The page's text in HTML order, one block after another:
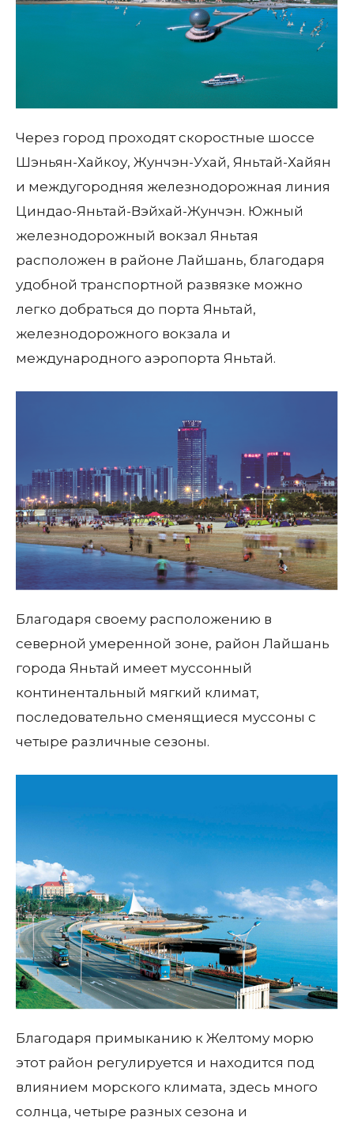
Через город проходят скоростные шоссе
Шэньян-Хайкоу, Жунчэн-Ухай, Яньтай-Хайян
и междугородняя железнодорожная линия
Циндао-Яньтай-Вэйхай-Жунчэн. Южный
железнодорожный вокзал Яньтая
расположен в районе Лайшань, благодаря
удобной транспортной развязке можно
легко добраться до порта Яньтай,
железнодорожного вокзала и
международного аэропорта Яньтай.
Благодаря своему расположению в
северной умеренной зоне, район Лайшань
города Яньтай имеет муссонный
континентальный мягкий климат,
последовательно сменящиеся муссоны с
четыре различные сезоны.
Благодаря примыканию к Желтому морю
этот район регулируется и находится под
влиянием морского климата, здесь много
солнца, четыре разных сезона и